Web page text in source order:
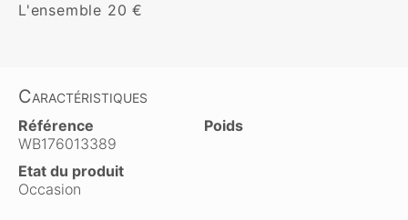
L'ensemble 20 €
Caractéristiques
Référence
WB176013389
Poids
Etat du produit
Occasion